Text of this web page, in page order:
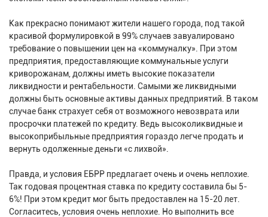
Как прекрасно понимают жители нашего города, под такой
красивой формулировкой в 99% случаев завуалировано
требование о повышении цен на «коммуналку». При этом
предприятия, предоставляющие коммунальные услуги
криворожанам, должны иметь высокие показатели
ликвидности и рентабельности. Самыми же ликвидными
должны быть основные активы данных предприятий. В таком
случае банк страхует себя от возможного невозврата или
просрочки платежей по кредиту. Ведь высоколиквидные и
высокоприбыльные предприятия гораздо легче продать и
вернуть одолженные деньги «с лихвой».
Правда, и условия ЕБРР предлагает очень и очень неплохие.
Так годовая процентная ставка по кредиту составила бы 5-
6%! При этом кредит мог быть предоставлен на 15-20 лет.
Согласитесь, условия очень неплохие. Но выполнить все